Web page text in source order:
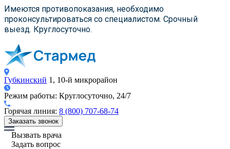
Имеются противопоказания, необходимо
проконсультироваться со специалистом. Срочный
выезд. Круглосуточно.
Губкинский 1, 10-й микрорайон
Режим работы: Круглосуточно, 24/7
Горячая линия: 8 (800) 707-68-74
Заказать звонок
Вызвать врача
Задать вопрос